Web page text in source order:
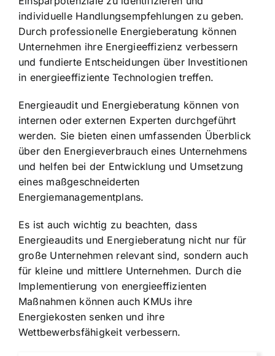
individuelle Handlungsempfehlungen zu geben.
Durch professionelle Energieberatung können
Unternehmen ihre Energieeffizienz verbessern
und fundierte Entscheidungen über Investitionen
in energieeffiziente Technologien treffen.
Energieaudit und Energieberatung können von
internen oder externen Experten durchgeführt
werden. Sie bieten einen umfassenden Überblick
über den Energieverbrauch eines Unternehmens
und helfen bei der Entwicklung und Umsetzung
eines maßgeschneiderten
Energiemanagementplans.
Es ist auch wichtig zu beachten, dass
Energieaudits und Energieberatung nicht nur für
große Unternehmen relevant sind, sondern auch
für kleine und mittlere Unternehmen. Durch die
Implementierung von energieeffizienten
Maßnahmen können auch KMUs ihre
Energiekosten senken und ihre
Wettbewerbsfähigkeit verbessern.